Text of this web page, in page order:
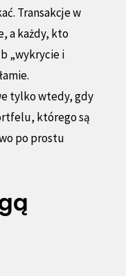
Transakcje w
a każdy, kto
„wykrycie i
tylko wtedy, gdy
którego są
po prostu